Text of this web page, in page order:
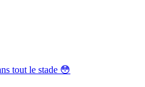
tout le stade 😳